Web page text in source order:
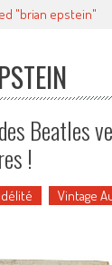
"brian epstein"
Beatles
!
Vintage